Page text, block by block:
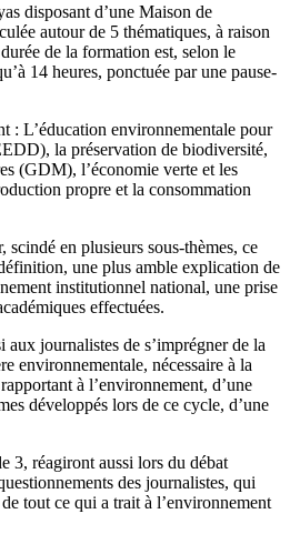
disposant d’une Maison de
autour de 5 thématiques, à raison
de la formation est, selon le
14 heures, ponctuée par une pause-
: L’éducation environnementale pour
la préservation de biodiversité,
(GDM), l’économie verte et les
propre et la consommation
scindé en plusieurs sous-thèmes, ce
une plus amble explication de
institutionnel national, une prise
effectuées.
journalistes de s’imprégner de la
environnementale, nécessaire à la
à l’environnement, d’une
développés lors de ce cycle, d’une
3, réagiront aussi lors du débat
des journalistes, qui
tout ce qui a trait à l’environnement